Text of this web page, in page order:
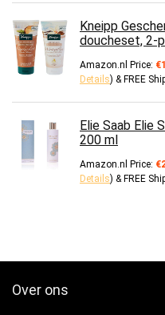
Kneipp
doucheset, 2-
Amazon.nl Price: €
Details) & FREE
Elie Saab Elie
200 ml
Amazon.nl Price: €
Details) & FREE
Over ons